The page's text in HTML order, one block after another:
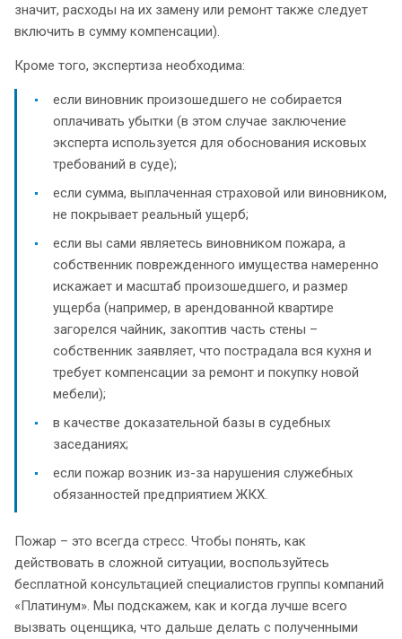
значит, расходы на их замену или ремонт также следует
включить в сумму компенсации).
Кроме того, экспертиза необходима:
если виновник произошедшего не собирается
оплачивать убытки (в этом случае заключение
эксперта используется для обоснования исковых
требований в суде);
если сумма, выплаченная страховой или виновником,
не покрывает реальный ущерб;
если вы сами являетесь виновником пожара, а
собственник поврежденного имущества намеренно
искажает и масштаб произошедшего, и размер
ущерба (например, в арендованной квартире
загорелся чайник, закоптив часть стены –
собственник заявляет, что пострадала вся кухня и
требует компенсации за ремонт и покупку новой
мебели);
в качестве доказательной базы в судебных
заседаниях;
если пожар возник из-за нарушения служебных
обязанностей предприятием ЖКХ.
Пожар – это всегда стресс. Чтобы понять, как
действовать в сложной ситуации, воспользуйтесь
бесплатной консультацией специалистов группы компаний
«Платинум». Мы подскажем, как и когда лучше всего
вызвать оценщика, что дальше делать с полученными